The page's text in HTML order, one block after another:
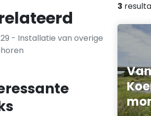
- Installatie van overige
3